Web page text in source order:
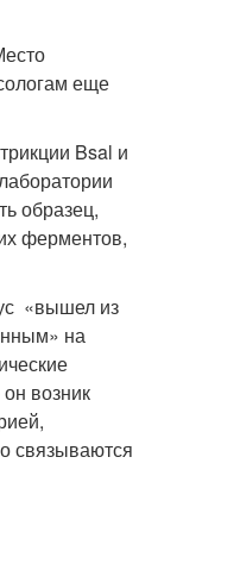
еще
Bsal и
образец,
ферментов,
«вышел из
на
возник
связываются